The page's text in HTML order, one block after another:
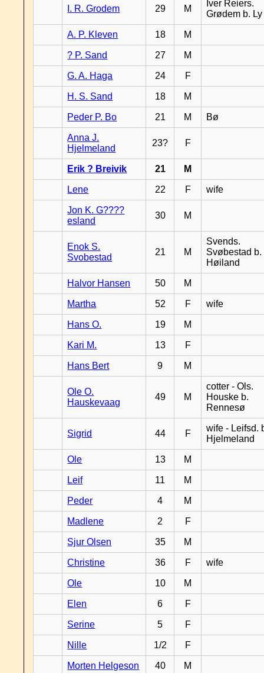
I. R. Grodem 29 M
Iver Reiers.
Grødem b. Ly
A. P. Kleven 18 M
? P. Sand 27 M
G. A. Haga 24 F
H. S. Sand 18 M
Peder P. Bo 21 M Bø
Anna J.
Hjelmeland
23? F
Erik ? Breivik 21 M
Lene 22 F wife
Jon K. G????
esland
30 M
Enok S.
Svobestad
21 M
Svends.
Svøbestad b.
Høiland
Halvor Hansen 50 M
Martha 52 F wife
Hans O. 19 M
Kari M. 13 F
Hans Bert 9 M
Ole O.
Hauskevaag
49 M
cotter - Ols.
Houske b.
Rennesø
Sigrid 44 F
wife - Leifsd.
Hjelmeland
Ole 13 M
Leif 11 M
Peder 4 M
Madlene 2 F
Sjur Olsen 35 M
Christine 36 F wife
Ole 10 M
Elen 6 F
Serine 5 F
Nille 1/2 F
Morten Helgeson 40 M